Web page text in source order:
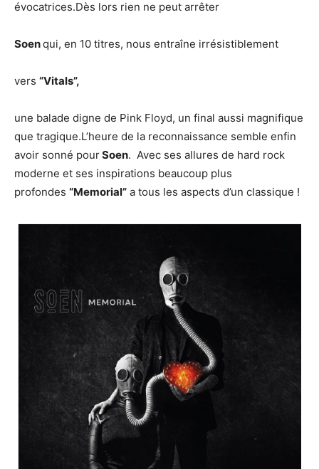
évocatrices.Dès lors rien ne peut arrêter
Soenqui, en 10 titres, nous entraîne irrésistiblement
vers “Vitals”,
une balade digne de Pink Floyd, un final aussi magnifique
que tragique.L’heure de la reconnaissance semble enfin
avoir sonné pourSoen. Avec ses allures de hard rock
moderne et ses inspirations beaucoup plus
profondes “Memorial” a tous les aspects d’un classique !